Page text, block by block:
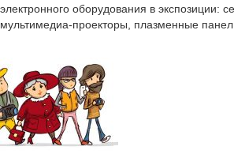
электронного оборудования в экспозиции:
мультимедиа-проекторы, плазменные